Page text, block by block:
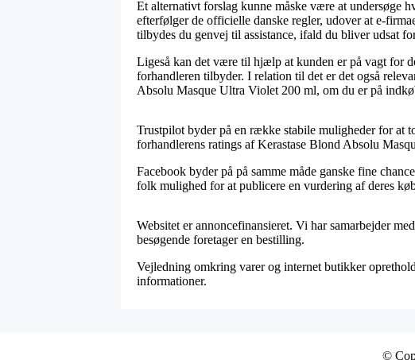
Et alternativt forslag kunne måske være at undersøge
efterfølger de officielle danske regler, udover at e-
tilbydes du genvej til assistance, ifald du bliver udsat
Ligeså kan det være til hjælp at kunden er på vagt for
forhandleren tilbyder. I relation til det er det også
Absolu Masque Ultra Violet 200 ml, om du er på
Trustpilot byder på en række stabile muligheder for at
forhandlerens ratings af Kerastase Blond Absolu
Facebook byder på på samme måde ganske fine
folk mulighed for at publicere en vurdering af deres
Websitet er annoncefinansieret. Vi har samarbejder
besøgende foretager en bestilling.
Vejledning omkring varer og internet butikker
informationer.
©